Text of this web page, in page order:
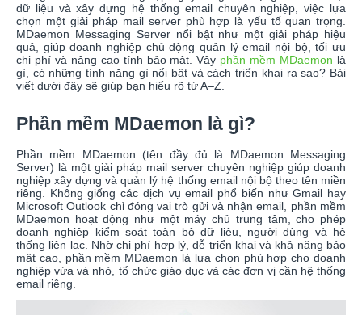
dữ liệu và xây dựng hệ thống email chuyên nghiệp, việc lựa
chọn một giải pháp mail server phù hợp là yếu tố quan trọng.
MDaemon Messaging Server nổi bật như một giải pháp hiệu
quả, giúp doanh nghiệp chủ động quản lý email nội bộ, tối ưu
chi phí và nâng cao tính bảo mật. Vậy phần mềm MDaemon là
gì, có những tính năng gì nổi bật và cách triển khai ra sao? Bài
viết dưới đây sẽ giúp bạn hiểu rõ từ A–Z.
Phần mềm MDaemon là gì?
Phần mềm MDaemon (tên đầy đủ là MDaemon Messaging
Server) là một giải pháp mail server chuyên nghiệp giúp doanh
nghiệp xây dựng và quản lý hệ thống email nội bộ theo tên miền
riêng. Không giống các dịch vụ email phổ biến như Gmail hay
Microsoft Outlook chỉ đóng vai trò gửi và nhận email, phần mềm
MDaemon hoạt động như một máy chủ trung tâm, cho phép
doanh nghiệp kiểm soát toàn bộ dữ liệu, người dùng và hệ
thống liên lạc. Nhờ chi phí hợp lý, dễ triển khai và khả năng bảo
mật cao, phần mềm MDaemon là lựa chọn phù hợp cho doanh
nghiệp vừa và nhỏ, tổ chức giáo dục và các đơn vị cần hệ thống
email riêng.